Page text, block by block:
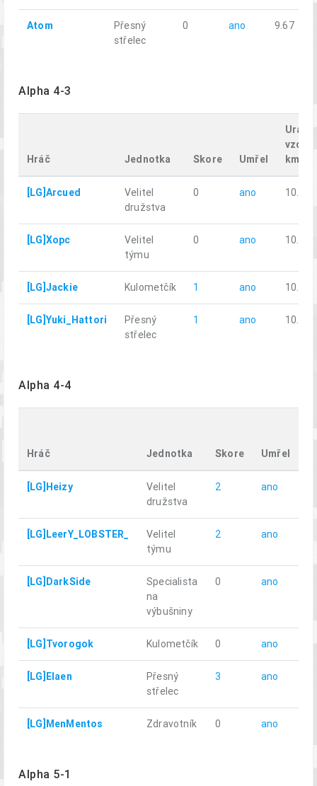
Atom
Přesný
střelec
0 ano 9.67
Alpha 4-3
Hráč Jednotka Skore Umřel
km
[LG]Arcued
Velitel
družstva
0 ano 10.79
[LG]Xopc
Velitel
týmu
0 ano 10.21
[LG]Jackie Kulometčík 1 ano 10.99
[LG]Yuki_Hattori
Přesný
střelec
1 ano 10.38
Alpha 4-4
Hráč Jednotka Skore Umřel
[LG]Heizy
Velitel
družstva
2 ano
[LG]LeerY_LOBSTER_
Velitel
týmu
2 ano
[LG]DarkSide
Specialista
na
výbušniny
0 ano
[LG]Tvorogok Kulometčík 0 ano
[LG]Elaen
Přesný
střelec
3 ano
[LG]MenMentos Zdravotník 0 ano
Alpha 5-1